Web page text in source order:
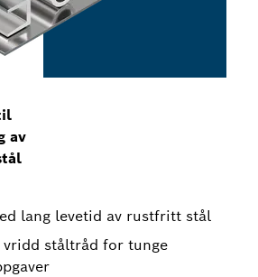
av
lang levetid av rustfritt stål
vridd ståltråd for tunge